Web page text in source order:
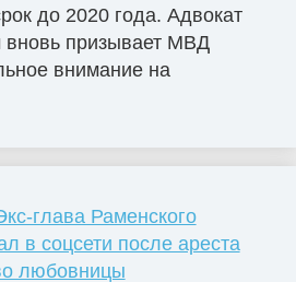
до 2020 года. Адвокат
вновь призывает МВД
внимание на
глава Раменского
в соцсети после ареста
любовницы